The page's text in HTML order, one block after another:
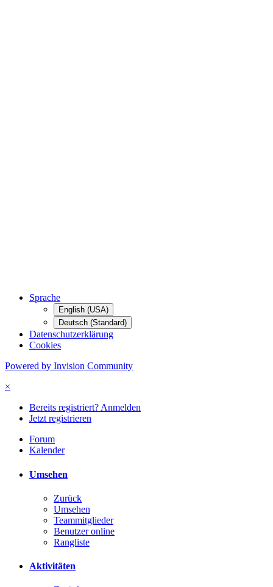
Sprache
English (USA)
Deutsch (Standard)
Datenschutzerklärung
Cookies
Powered by Invision Community
×
Bereits registriert? Anmelden
Jetzt registrieren
Forum
Kalender
Umsehen
Zurück
Umsehen
Teammitglieder
Benutzer online
Rangliste
Aktivitäten